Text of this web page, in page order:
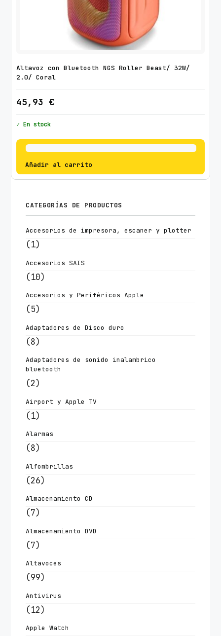
Altavoz con Bluetooth NGS Roller Beast/ 32W/
2.0/ Coral
45,93 €
✓ En stock
Añadir al carrito
CATEGORÍAS DE PRODUCTOS
Accesorios de impresora, escaner y plotter
(1)
Accesorios SAIS
(10)
Accesorios y Periféricos Apple
(5)
Adaptadores de Disco duro
(8)
Adaptadores de sonido inalambrico
bluetooth
(2)
Airport y Apple TV
(1)
Alarmas
(8)
Alfombrillas
(26)
Almacenamiento CD
(7)
Almacenamiento DVD
(7)
Altavoces
(99)
Antivirus
(12)
Apple Watch